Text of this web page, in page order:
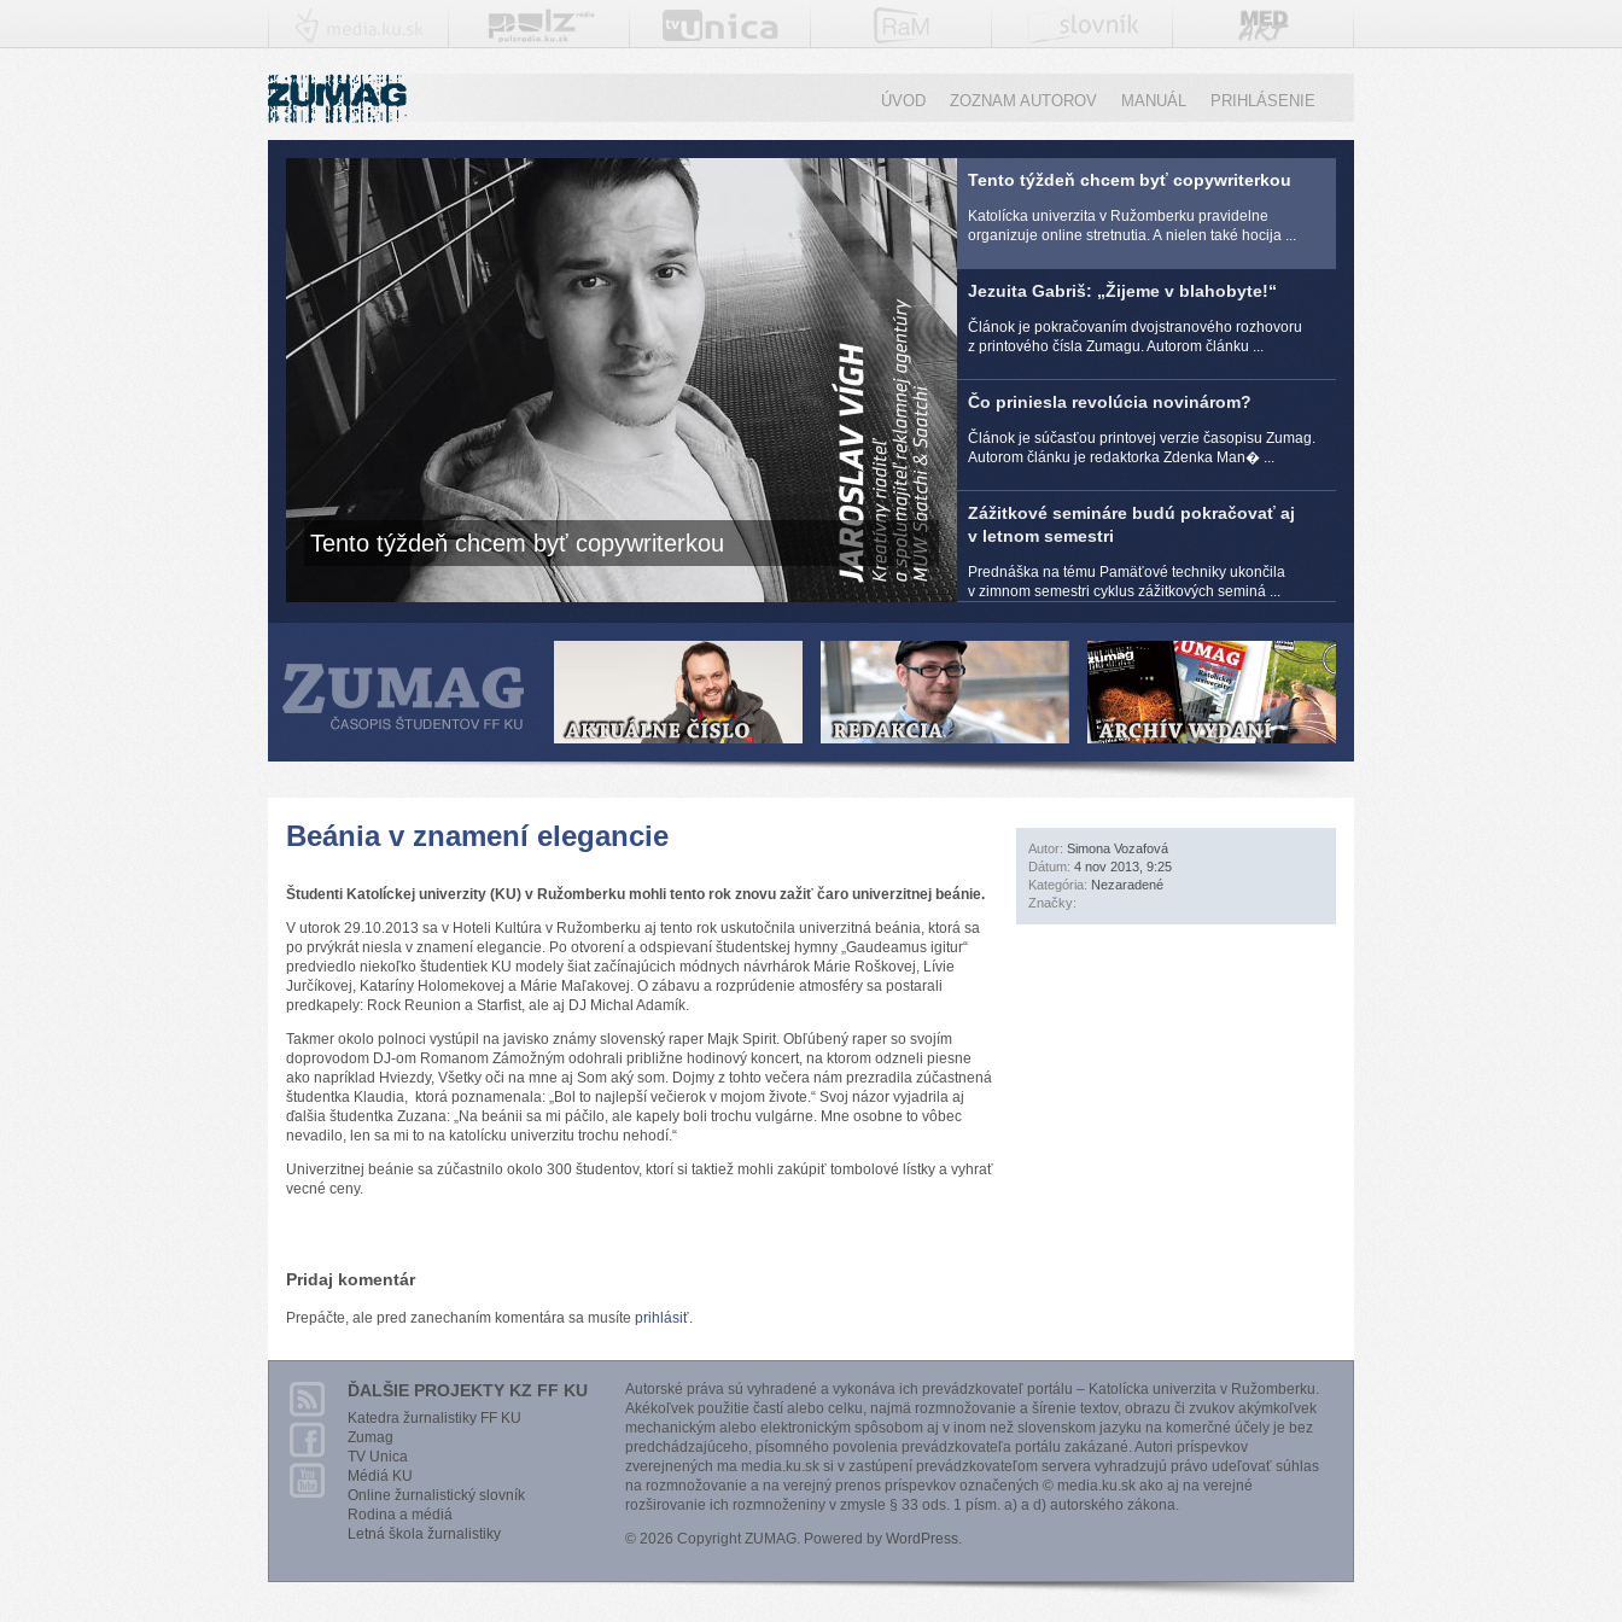
ÚVOD ZOZNAM AUTOROV MANUÁL PRIHLÁSENIE
Tento týždeň chcem byť copywriterkou
Tento týždeň chcem byť copywriterkou
Katolícka univerzita v Ružomberku pravidelne
organizuje online stretnutia. A nielen také hocija ...
Jezuita Gabriš: „Žijeme v blahobyte!“
Článok je pokračovaním dvojstranového rozhovoru
z printového čísla Zumagu. Autorom článku ...
Čo priniesla revolúcia novinárom?
Článok je súčasťou printovej verzie časopisu Zumag.
Autorom článku je redaktorka Zdenka Man� ...
Zážitkové semináre budú pokračovať aj
v letnom semestri
Prednáška na tému Pamäťové techniky ukončila
v zimnom semestri cyklus zážitkových seminá ...
Beánia v znamení elegancie
Študenti Katolíckej univerzity (KU) v Ružomberku mohli tento rok znovu zažiť čaro univerzitnej beánie.
V utorok 29.10.2013 sa v Hoteli Kultúra v Ružomberku aj tento rok uskutočnila univerzitná beánia, ktorá sa
po prvýkrát niesla v znamení elegancie. Po otvorení a odspievaní študentskej hymny „Gaudeamus igitur“
predviedlo niekoľko študentiek KU modely šiat začínajúcich módnych návrhárok Márie Roškovej, Lívie
Jurčíkovej, Kataríny Holomekovej a Márie Maľakovej. O zábavu a rozprúdenie atmosféry sa postarali
predkapely: Rock Reunion a Starfist, ale aj DJ Michal Adamík.
Takmer okolo polnoci vystúpil na javisko známy slovenský raper Majk Spirit. Obľúbený raper so svojím
doprovodom DJ-om Romanom Zámožným odohrali približne hodinový koncert, na ktorom odzneli piesne
ako napríklad Hviezdy, Všetky oči na mne aj Som aký som. Dojmy z tohto večera nám prezradila zúčastnená
študentka Klaudia, ktorá poznamenala: „Bol to najlepší večierok v mojom živote.“ Svoj názor vyjadrila aj
ďalšia študentka Zuzana: „Na beánii sa mi páčilo, ale kapely boli trochu vulgárne. Mne osobne to vôbec
nevadilo, len sa mi to na katolícku univerzitu trochu nehodí.“
Univerzitnej beánie sa zúčastnilo okolo 300 študentov, ktorí si taktiež mohli zakúpiť tombolové lístky a vyhrať
vecné ceny.
Pridaj komentár
Prepáčte, ale pred zanechaním komentára sa musíte prihlásiť.
Autor: Simona Vozafová
Dátum: 4 nov 2013, 9:25
Kategória: Nezaradené
Značky:
ĎALŠIE PROJEKTY KZ FF KU
Katedra žurnalistiky FF KU
Zumag
TV Unica
Médiá KU
Online žurnalistický slovník
Rodina a médiá
Letná škola žurnalistiky
Autorské práva sú vyhradené a vykonáva ich prevádzkovateľ portálu – Katolícka univerzita v Ružomberku.
Akékoľvek použitie častí alebo celku, najmä rozmnožovanie a šírenie textov, obrazu či zvukov akýmkoľvek
mechanickým alebo elektronickým spôsobom aj v inom než slovenskom jazyku na komerčné účely je bez
predchádzajúceho, písomného povolenia prevádzkovateľa portálu zakázané. Autori príspevkov
zverejnených ma media.ku.sk si v zastúpení prevádzkovateľom servera vyhradzujú právo udeľovať súhlas
na rozmnožovanie a na verejný prenos príspevkov označených © media.ku.sk ako aj na verejné
rozširovanie ich rozmnoženiny v zmysle § 33 ods. 1 písm. a) a d) autorského zákona.
© 2026 Copyright ZUMAG. Powered by WordPress.